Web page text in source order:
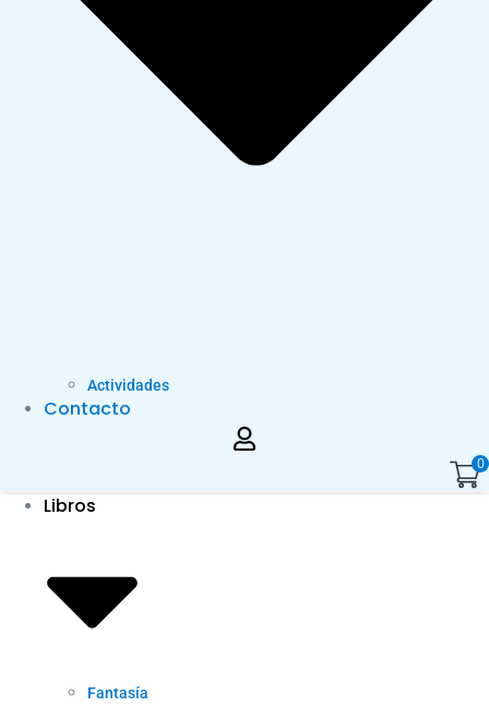
Actividades
Contacto
0
Libros
Fantasía